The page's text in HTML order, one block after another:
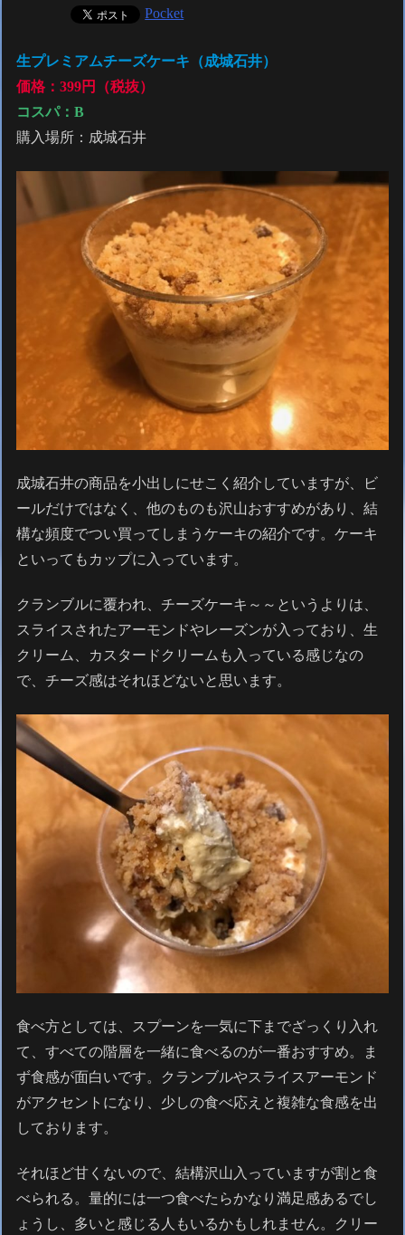
Pocket
生プレミアムチーズケーキ （成城石井）
価格：399円（税抜）
コスパ：B
購入場所：成城石井
成城石井の商品を小出しにせこく紹介していますが、ビ
ールだけではなく、他のものも沢山おすすめがあり、結
構な頻度でつい買ってしまうケーキの紹介です。ケーキ
といってもカップに入っています。
クランブルに覆われ、チーズケーキ～～というよりは、
スライスされたアーモンドやレーズンが入っており、生
クリーム、カスタードクリームも入っている感じなの
で、チーズ感はそれほどないと思います。
食べ方としては、スプーンを一気に下までざっくり入れ
て、すべての階層を一緒に食べるのが一番おすすめ。ま
ず食感が面白いです。クランブルやスライスアーモンド
がアクセントになり、少しの食べ応えと複雑な食感を出
しております。
それほど甘くないので、結構沢山入っていますが割と食
べられる。量的には一つ食べたらかなり満足感あるでし
ょうし、多いと感じる人もいるかもしれません。クリー